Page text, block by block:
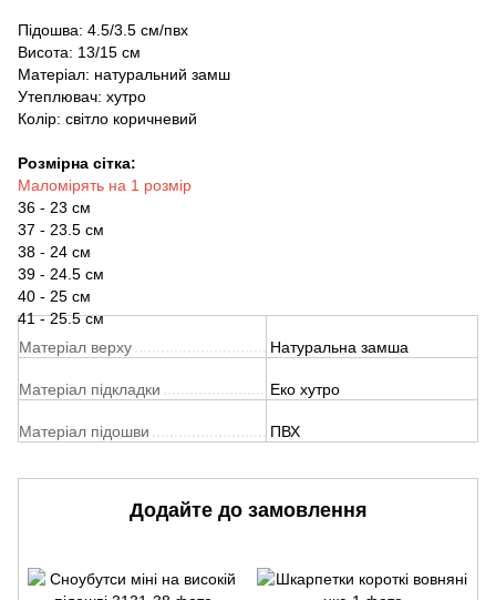
Підошва: 4.5/3.5 см/пвх
Висота: 13/15 см
Матеріал: натуральний замш
Утеплювач: хутро
Колір: світло коричневий
Розмірна сітка:
Маломірять на 1 розмір
36 - 23 см
37 - 23.5 см
38 - 24 см
39 - 24.5 см
40 - 25 см
41 - 25.5 см
Матеріал верху
Натуральна замша
Матеріал підкладки Еко хутро
Матеріал підошви ПВХ
Додайте до замовлення